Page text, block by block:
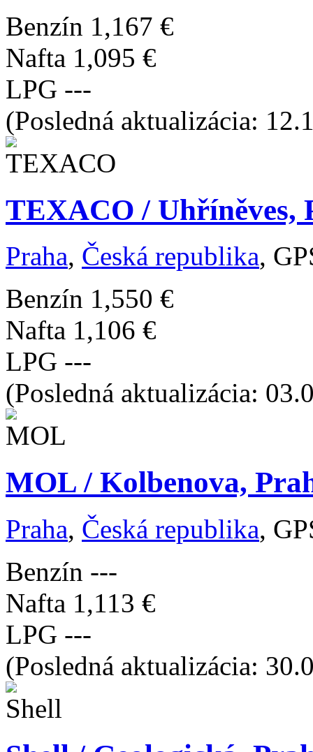
Benzín 1,167 €
Nafta 1,095 €
LPG ---
(Posledná aktualizácia:
TEXACO / Uhříněves,
Praha, Česká republika,
Benzín 1,550 €
Nafta 1,106 €
LPG ---
(Posledná aktualizácia:
MOL / Kolbenova,
Praha, Česká republika,
Benzín ---
Nafta 1,113 €
LPG ---
(Posledná aktualizácia: